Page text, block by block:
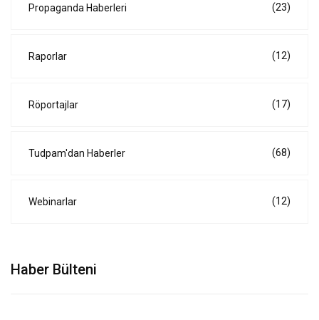
Propaganda Haberleri (23)
Raporlar (12)
Röportajlar (17)
Tudpam'dan Haberler (68)
Webinarlar (12)
Haber Bülteni